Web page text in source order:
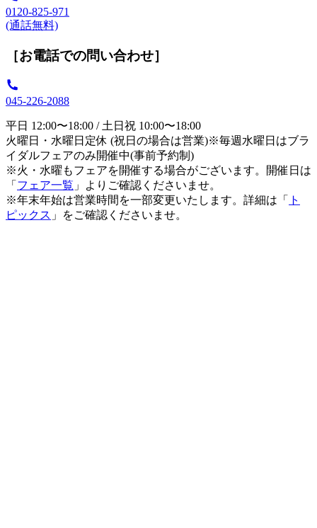
0120-825-971
(通話無料)
［お電話での問い合わせ］
045-226-2088
平日 12:00〜18:00 / 土日祝 10:00〜18:00
火曜日・水曜日定休 (祝日の場合は営業)※毎週水曜日はブラ
イダルフェアのみ開催中(事前予約制)
※火・水曜もフェアを開催する場合がございます。開催日は
「フェア一覧 」よりご確認くださいませ。
※年末年始は営業時間を一部変更いたします。詳細は「 ト
ピックス 」をご確認くださいませ。